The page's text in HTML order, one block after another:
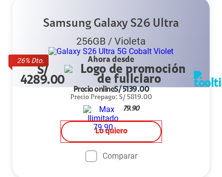
26% Dto.
Samsung Galaxy S26 Ultra
256GB / Violeta
Ahora desde
S/
4289.00
Precio onlineS/5139.00
Precio Prepago: S/ 5819.00
79.90
Lo quiero
Comparar